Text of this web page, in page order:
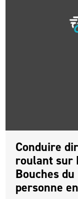
Conduire
roulant sur
Bouches
personne